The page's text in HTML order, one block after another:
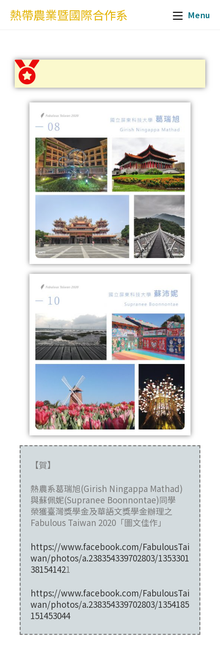
熱帶農業暨國際合作系 Menu
【賀】
熱農系葛瑞旭(Girish Ningappa Mathad)
與蘇佩妮(Supranee Boonnontae)同學
榮獲臺灣獎學金及華語文獎學金辦理之
Fabulous Taiwan 2020「圖文佳作」
https://www.facebook.com/FabulousTai
wan/photos/a.238354339702803/1353301
381541421
https://www.facebook.com/FabulousTai
wan/photos/a.238354339702803/1354185
151453044